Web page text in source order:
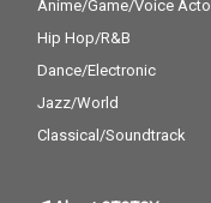
Anime/Game/Voice
Hip Hop/R&B
Dance/Electronic
Jazz/World
Classical/Soundtrack